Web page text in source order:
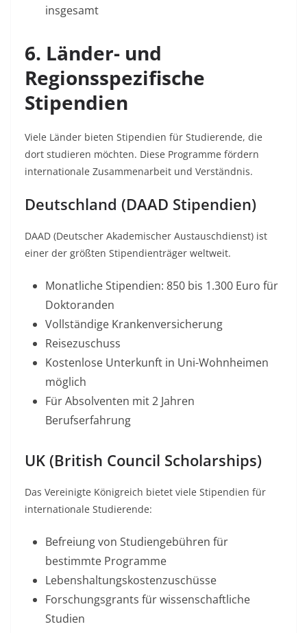
insgesamt​
6. Länder- und
Regionsspezifische
Stipendien
Viele Länder bieten Stipendien für Studierende, die
dort studieren möchten. Diese Programme fördern
internationale Zusammenarbeit und Verständnis.​
Deutschland (DAAD Stipendien)
DAAD (Deutscher Akademischer Austauschdienst) ist
einer der größten Stipendienträger weltweit.​
Monatliche Stipendien: 850 bis 1.300 Euro für
Doktoranden​
Vollständige Krankenversicherung
Reisezuschuss
Kostenlose Unterkunft in Uni-Wohnheimen
möglich​
Für Absolventen mit 2 Jahren
Berufserfahrung​
UK (British Council Scholarships)
Das Vereinigte Königreich bietet viele Stipendien für
internationale Studierende:
Befreiung von Studiengebühren für
bestimmte Programme
Lebenshaltungskostenzuschüsse
Forschungsgrants für wissenschaftliche
Studien​